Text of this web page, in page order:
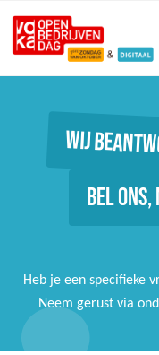
WIJ
BEL
Heb je een specifieke
Neem gerust via